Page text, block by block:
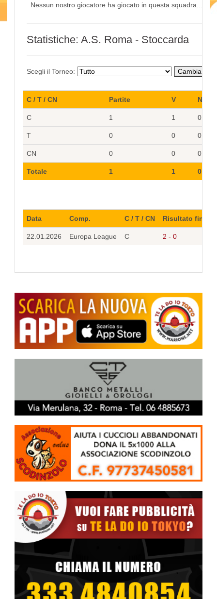
Nessun nostro giocatore ha giocato in questa squadra...
Statistiche: A.S. Roma - Stoccarda
Scegli il Torneo:
C / T / CN Partite V N
C 1 1 0
T 0 0 0
CN 0 0 0
Totale 1 1 0
Data Comp. C / T / CN Risultato finale
22.01.2026 Europa League C 2 - 0